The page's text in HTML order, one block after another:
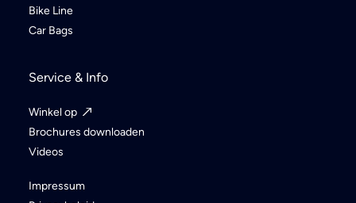
Bike Line
Car Bags
Service & Info
Winkel op
Brochures downloaden
Videos
Impressum